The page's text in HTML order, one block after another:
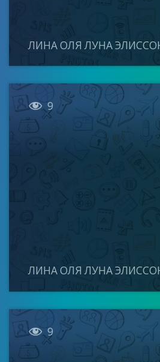
ЛИНА ОЛЯ ЛУНА
 9
ЛИНА ОЛЯ ЛУНА
 9